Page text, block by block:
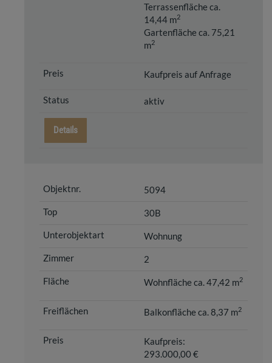
Terrassenfläche ca.
14,44 m2
Gartenfläche ca. 75,21
m2
Kaufpreis auf Anfrage
aktiv
Details
5094
30B
Wohnung
2
Wohnfläche ca. 47,42 m2
Balkonfläche ca. 8,37 m2
Kaufpreis:
293.000,00 €